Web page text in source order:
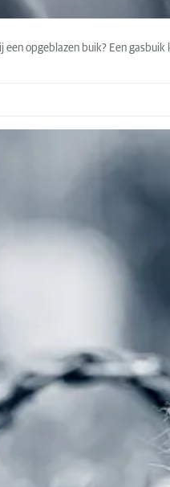
een opgeblazen buik? Een